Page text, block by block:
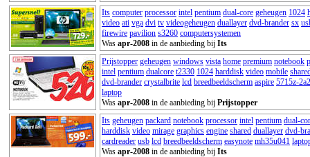
Its computer processor intel pentium dual-core geheugen 1024
video ati vga dvi tv videogeheugen duallayer dvd-brander sx
firewire pavilion s3260 computersystemen
Was apr-2008 in de aanbieding bij Its
Prijstopper geheugen windows vista home premium notebook
intel pentium dualcore t2330 1024 harddisk video mobile
dvd-brander crystalbrite lcd breedbeeldscherm aspire 5715z-
laptop
Was apr-2008 in de aanbieding bij Prijstopper
Its geheugen packard notebook processor intel pentium dual-
harddisk video mirage graphics engine shared duallayer dvd-
cardreader usb lcd breedbeeldscherm easynote mh35u041
Was apr-2008 in de aanbieding bij Its